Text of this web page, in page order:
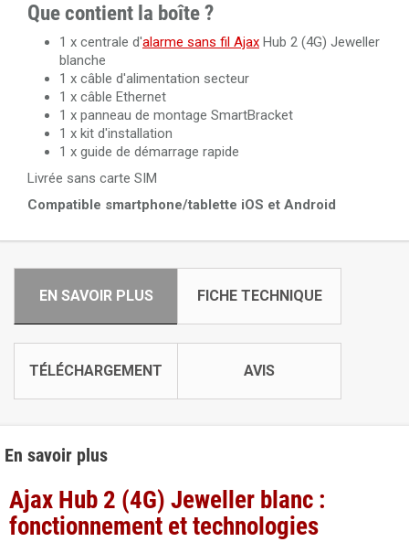
Que contient la boîte ?
1 x centrale d'alarme sans fil Ajax Hub 2 (4G) Jeweller
blanche
1 x câble d'alimentation secteur
1 x câble Ethernet
1 x panneau de montage SmartBracket
1 x kit d'installation
1 x guide de démarrage rapide
Livrée sans carte SIM
Compatible smartphone/tablette iOS et Android
EN SAVOIR PLUS FICHE TECHNIQUE
TÉLÉCHARGEMENT AVIS
En savoir plus
Ajax Hub 2 (4G) Jeweller blanc :
fonctionnement et technologies